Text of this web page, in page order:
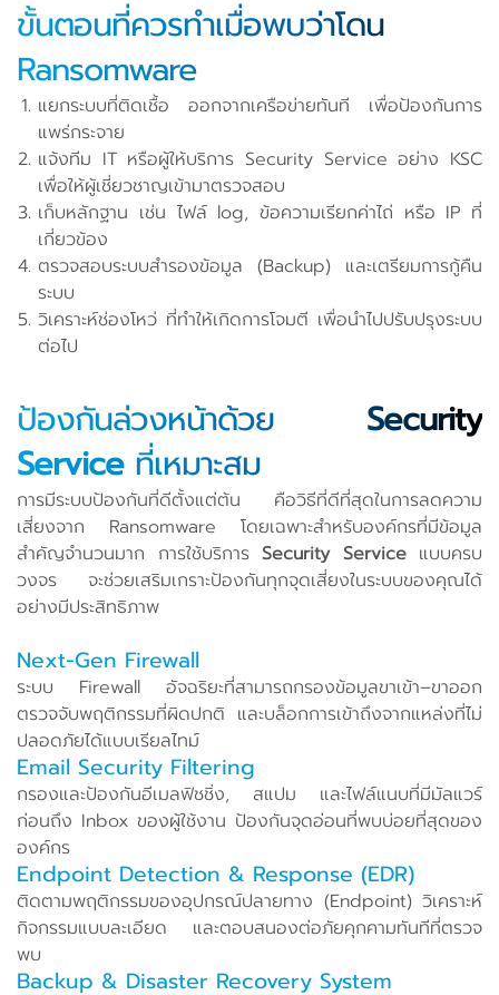
ขั้นตอนที่ควรทำเมื่อพบว่าโดน
Ransomware
แยกระบบที่ติดเชื้อ ออกจากเครือข่ายทันที เพื่อป้องกันการ
แพร่กระจาย
แจ้งทีม IT หรือผู้ให้บริการ Security Service อย่าง KSC
เพื่อให้ผู้เชี่ยวชาญเข้ามาตรวจสอบ
เก็บหลักฐาน เช่น ไฟล์ log, ข้อความเรียกค่าไถ่ หรือ IP ที่
เกี่ยวข้อง
ตรวจสอบระบบสำรองข้อมูล (Backup) และเตรียมการกู้คืน
ระบบ
วิเคราะห์ช่องโหว่ ที่ทำให้เกิดการโจมตี เพื่อนำไปปรับปรุงระบบ
ต่อไป
ป้องกันล่วงหน้าด้วย Security
Serviceที่เหมาะสม
การมีระบบป้องกันที่ดีตั้งแต่ต้น คือวิธีที่ดีที่สุดในการลดความ
เสี่ยงจาก Ransomware โดยเฉพาะสำหรับองค์กรที่มีข้อมูล
สำคัญจำนวนมาก การใช้บริการ Security Serviceแบบครบ
วงจร จะช่วยเสริมเกราะป้องกันทุกจุดเสี่ยงในระบบของคุณได้
อย่างมีประสิทธิภาพ
Next-Gen Firewall
ระบบ Firewall อัจฉริยะที่สามารถกรองข้อมูลขาเข้า–ขาออก
ตรวจจับพฤติกรรมที่ผิดปกติ และบล็อกการเข้าถึงจากแหล่งที่ไม่
ปลอดภัยได้แบบเรียลไทม์
Email Security Filtering
กรองและป้องกันอีเมลฟิชชิ่ง, สแปม และไฟล์แนบที่มีมัลแวร์
ก่อนถึง Inbox ของผู้ใช้งาน ป้องกันจุดอ่อนที่พบบ่อยที่สุดของ
องค์กร
Endpoint Detection & Response (EDR)
ติดตามพฤติกรรมของอุปกรณ์ปลายทาง (Endpoint) วิเคราะห์
กิจกรรมแบบละเอียด และตอบสนองต่อภัยคุกคามทันทีที่ตรวจ
พบ
Backup & Disaster Recovery System